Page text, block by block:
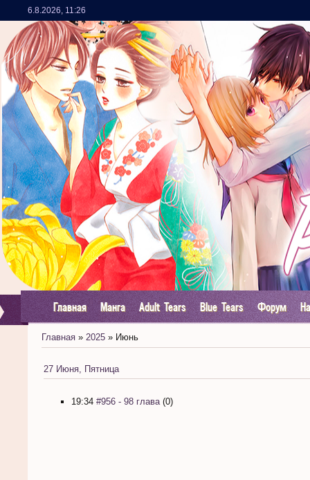
6.8.2026, 11:26
Главная Манга Adult Tears Blue Tears Форум
Главная » 2025 » Июнь
27 Июня, Пятница
19:34 #956 - 98 глава (0)